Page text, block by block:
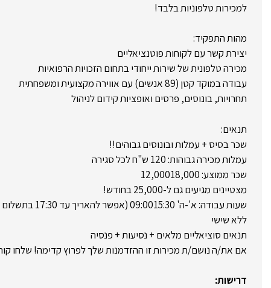
למכירות טלפוניות בלבד!
מהות התפקיד:
יצירת קשר עם לקוחות פוטנציאליים
מכירה טלפונית של שירות ייחודי בתחום הזכויות הרפואיות
עבודה במוקד קטן (89 אנשים) עם אווירה מקצועית ומשפחתית
תחרויות, בונוסים, פרסים ואופציות קידום לניהול
תנאים:
שכר בסיס + עמלות ובונוסים גבוהים!!
עמלות מכירה גבוהות: 120 ש"ח לכל סגירה
שכר ממוצע: 12,00018,000
מצטיינים מגיעים גם ל-25,000 בחודש!
שעות עבודה: א'-ה' 09:0015:30 (אפשר להאריך עד 17:30 בתשלום נוסף)
ללא שישי
תנאים סוציאליים מלאים + נסיעות + פנסיה
אם את/ה נושם/ת מכירות זו ההזדמנות שלך לפרוץ קדימה! שלחו
דרישות: